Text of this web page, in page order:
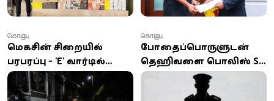
மெகசின் சிறையில்
பரபரப்பு - 'E' வார்டில்
கைதிகள்
அமைதியின்மை;
கொழும்பு
போதைப்பொருளுடன்
தெஹிவளை பொலிஸ் SI
கைது: ஹெரோய்ன்,
கஞ்சா, வெளிநாட்டு
கொழும்பு